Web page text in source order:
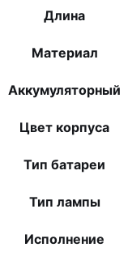
Длина
Материал
Аккумуляторный
Цвет корпуса
Тип батареи
Тип лампы
Исполнение